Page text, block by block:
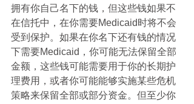
拥有你自己名下的钱，但这些钱如果不
在信托中，在你需要Medicaid时将不会
受到保护。如果在你名下还有钱的情况
下需要Medicaid，你可能无法保留全部
金额，这些钱可能需要用于你的长期护
理费用，或者你可能能够实施某些危机
策略来保留全部或部分资金。但至少你